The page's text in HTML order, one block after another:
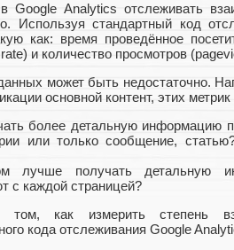
Analytics отслеживать
Используя стандартный код
как: время проведённое
и количество просмотров
может быть недостаточно.
основной контент, этих
более детальную информацию
или только сообщение,
лучше получать детальную
с каждой страницей?
как измерить степень
кода отслеживания Google